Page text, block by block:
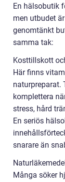
En hälsobutik
men utbudet
genomtänkt
samma tak:
Kosttillskott
Här finns
naturpreparat.
komplettera
stress, hård
En seriös
snarare än
Många söker